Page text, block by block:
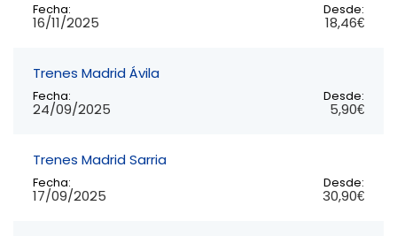
Fecha:
16/11/2025
Desde:
18,46€
Trenes Madrid Ávila
Fecha:
24/09/2025
Desde:
5,90€
Trenes Madrid Sarria
Fecha:
17/09/2025
Desde:
30,90€